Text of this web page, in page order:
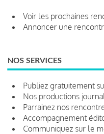
Voir les prochaines
Annoncer une
NOS SERVICES
Publiez gratuitement
Nos productions
Parrainez nos
Accompagnement
Communiquez sur le